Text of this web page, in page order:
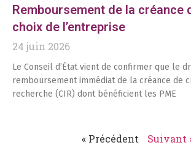
Remboursement de la créance
choix de l’entreprise
24 juin 2026
Le Conseil d’État vient de confirmer que le
remboursement immédiat de la créance de
recherche (CIR) dont bénéficient les PME
« Précédent Suivant